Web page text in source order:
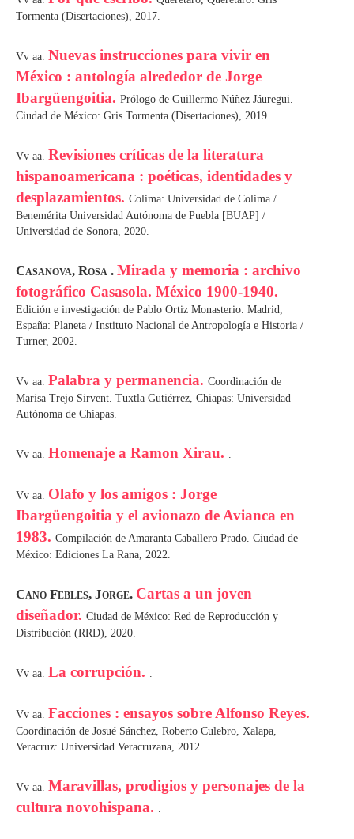
Tormenta (Disertaciones), 2017.
Vv aa. Nuevas instrucciones para vivir en
México : antología alrededor de Jorge
Ibargüengoitia. Prólogo de Guillermo Núñez Jáuregui.
Ciudad de México: Gris Tormenta (Disertaciones), 2019.
Vv aa. Revisiones críticas de la literatura
hispanoamericana : poéticas, identidades y
desplazamientos. Colima: Universidad de Colima /
Benemérita Universidad Autónoma de Puebla [BUAP] /
Universidad de Sonora, 2020.
Casanova, Rosa . Mirada y memoria : archivo
fotográfico Casasola. México 1900-1940.
Edición e investigación de Pablo Ortiz Monasterio. Madrid,
España: Planeta / Instituto Nacional de Antropología e Historia /
Turner, 2002.
Vv aa. Palabra y permanencia. Coordinación de
Marisa Trejo Sirvent. Tuxtla Gutiérrez, Chiapas: Universidad
Autónoma de Chiapas.
Vv aa. Homenaje a Ramon Xirau. .
Vv aa. Olafo y los amigos : Jorge
Ibargüengoitia y el avionazo de Avianca en
1983. Compilación de Amaranta Caballero Prado. Ciudad de
México: Ediciones La Rana, 2022.
Cano Febles, Jorge. Cartas a un joven
diseñador. Ciudad de México: Red de Reproducción y
Distribución (RRD), 2020.
Vv aa. La corrupción. .
Vv aa. Facciones : ensayos sobre Alfonso Reyes.
Coordinación de Josué Sánchez, Roberto Culebro, Xalapa,
Veracruz: Universidad Veracruzana, 2012.
Vv aa. Maravillas, prodigios y personajes de la
cultura novohispana. .